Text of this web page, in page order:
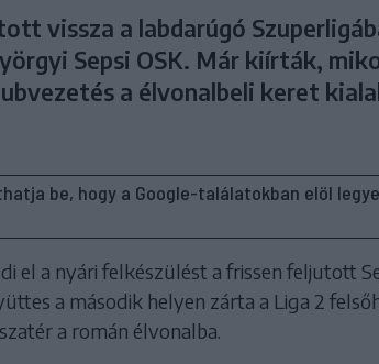
vissza a labdarúgó
Sepsi OSK. Már kiírták,
a élvonalbeli keret
be, hogy a Google-találatokban elöl
el a nyári felkészülést a frissen feljutott
a második helyen zárta a Liga 2
a román élvonalba.